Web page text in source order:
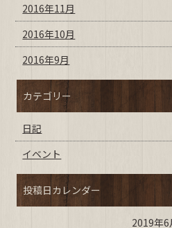
2016年11月
2016年10月
2016年9月
カテゴリー
日記
イベント
投稿日カレンダー
2019年6